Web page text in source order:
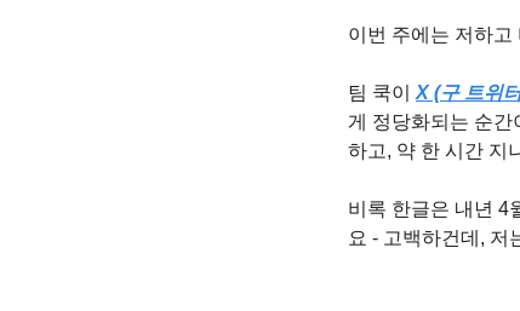
이번 주에는 저하
팀 쿡이 X (구 트위
게 정당화되는 순간
하고, 약 한 시간 지
비록 한글은 내년 4
요 - 고백하건데, 저